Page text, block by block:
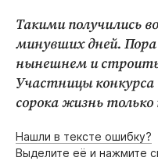
Такими получились
минувших дней.
нынешнем и
Участницы
сорока жизнь
Нашли в тексте ошибку?
Выделите её и нажмите